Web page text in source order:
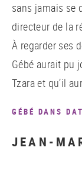
sans jamais se
directeur de la
À regarder ses
Gébé aurait pu
Tzara et qu’il
GÉBÉ DANS
JEAN-